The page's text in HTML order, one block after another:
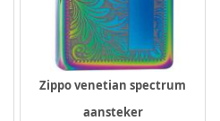
Zippo venetian spectrum
aansteker